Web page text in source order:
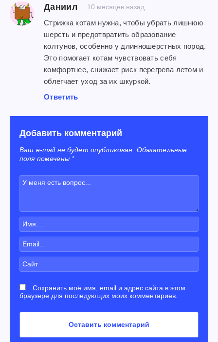
Даниил 10 месяцев назад
Стрижка котам нужна, чтобы убрать лишнюю
шерсть и предотвратить образование
колтунов, особенно у длинношерстных пород.
Это помогает котам чувствовать себя
комфортнее, снижает риск перегрева летом и
облегчает уход за их шкуркой.
Ответить
Добавить комментарий
Ваш e-mail не будет опубликован. Обязательные
поля помечены *
Сохранить моё имя, email и адрес сайта в этом
браузере для последующих моих комментариев.